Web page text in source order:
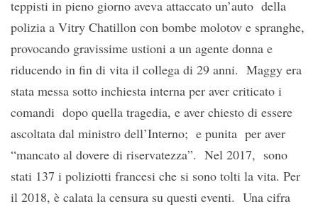
teppisti in pieno giorno aveva attaccato un’auto della
polizia a Vitry Chatillon con bombe molotov e spranghe,
provocando gravissime ustioni a un agente donna e
riducendo in fin di vita il collega di 29 anni. Maggy era
stata messa sotto inchiesta interna per aver criticato i
comandi dopo quella tragedia, e aver chiesto di essere
ascoltata dal ministro dell’Interno; e punita per aver
“mancato al dovere di riservatezza”. Nel 2017, sono
stati 137 i poliziotti francesi che si sono tolti la vita. Per
il 2018, è calata la censura su questi eventi. Una cifra